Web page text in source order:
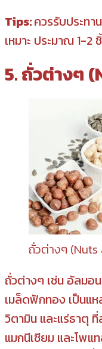
Tips:ควรรับประท
เหมาะ ประมาณ 1-2
5. ถั่วต่างๆ
ถั่วต่างๆ (Nuts
ถั่วต่างๆ เช่น อัลมอ
เมล็ดฟักทอง เป็นแ
วิตามิน และแร่ธาตุ
แมกนีเซียม และโพแ